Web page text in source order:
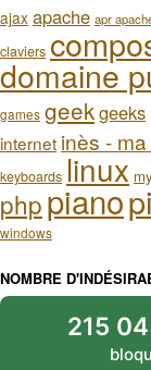
ajax apache apr
claviers
domaine
games geekgeeks
internet inès -
keyboards linux
phppiano
windows
NOMBRE
215